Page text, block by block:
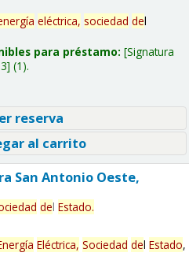
eléctrica, sociedad del
para préstamo: Signatura
(1).
reserva
al carrito
San Antonio Oeste,
del Estado.
Eléctrica, Sociedad del Estado,